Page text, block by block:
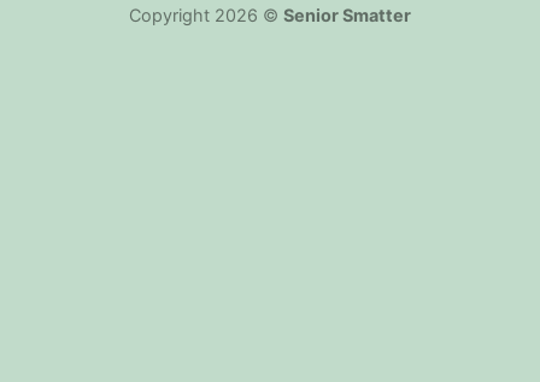
Copyright 2026 © Senior Smatter